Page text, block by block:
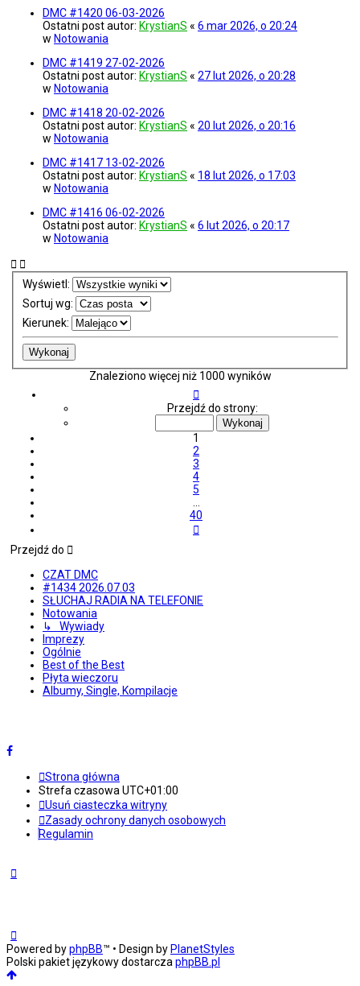
DMC #1420 06-03-2026
Ostatni post autor: KrystianS « 6 mar 2026, o 20:24
w Notowania
DMC #1419 27-02-2026
Ostatni post autor: KrystianS « 27 lut 2026, o 20:28
w Notowania
DMC #1418 20-02-2026
Ostatni post autor: KrystianS « 20 lut 2026, o 20:16
w Notowania
DMC #1417 13-02-2026
Ostatni post autor: KrystianS « 18 lut 2026, o 17:03
w Notowania
DMC #1416 06-02-2026
Ostatni post autor: KrystianS « 6 lut 2026, o 20:17
w Notowania
Wyświetl:
Sortuj wg:
Kierunek:
Znaleziono więcej niż 1000 wyników
1
z
40
Przejdź do strony:
1
2
3
4
5
40
Przejdź do
CZAT DMC
#1434 2026.07.03
SŁUCHAJ RADIA NA TELEFONIE
Notowania
↳ Wywiady
Imprezy
Ogólnie
Best of the Best
Płyta wieczoru
Albumy, Single, Kompilacje
Strona główna
Strefa czasowa UTC+01:00
Usuń ciasteczka witryny
Zasady ochrony danych osobowych
Regulamin
Powered byphpBB™ • Design by PlanetStyles
Polski pakiet językowy dostarczaphpBB.pl